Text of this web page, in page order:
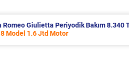
Giulietta Periyodik Bakım 8.340 TL
1.6 Jtd Motor